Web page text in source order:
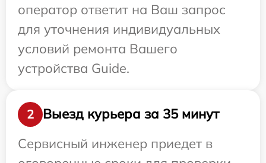
оператор ответит на Ваш запрос
для уточнения индивидуальных
условий ремонта Вашего
устройства Guide.
2
Выезд курьера за 35 минут
Сервисный инженер приедет в